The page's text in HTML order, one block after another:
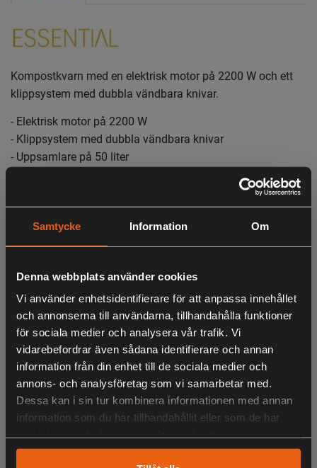
Samtycke Information Om
Denna webbplats använder cookies
Vi använder enhetsidentifierare för att anpassa innehållet
och annonserna till användarna, tillhandahålla funktioner
för sociala medier och analysera vår trafik. Vi
vidarebefordrar även sådana identifierare och annan
information från din enhet till de sociala medier och
annons- och analysföretag som vi samarbetar med.
Dessa kan i sin tur kombinera informationen med annan
information som du har tillhandahållit eller som de har
Kompostkvarn med en elektrisk motor på 2200 W och ett
klippsystem med dubbla vändbara knivar.
- Elektrisk motor på 2200 W
- Klippsystem med dubbla vändbara knivar
- Uppsamlare på 50 liter
Kompostkvarnen STIGA BIO MASTER 2200 kan förvandla
avfall till kompost, perfekt för t.ex. blomrabatterna. De
mm i små bitar som sedan kan användas i
trädgårdsarbetet eller enkelt komposteras. BIO MASTER
2200 är en elektrisk kompostkvarn som drivs av en motor
på 2200 W. Den går snabbt att montera och plocka isär, är
kompakt och har en uppsamlare på 50 liter samt hjul, vilket
innebär att den alltid är färdig att användas.
LIKNANDE PRODUKTER
KÖPS OFTA TILLSAMMANS